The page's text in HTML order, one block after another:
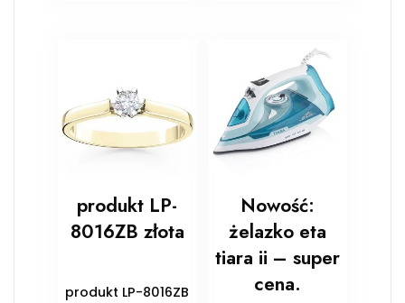
produkt LP-
8016ZB złota
produkt LP-8016ZB
Nowość:
żelazko eta
tiara ii – super
cena.